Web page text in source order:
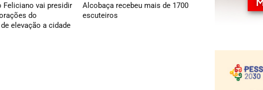
Feliciano vai presidir
do
elevação a cidade
Alcobaça recebeu mais de 1700
escuteiros